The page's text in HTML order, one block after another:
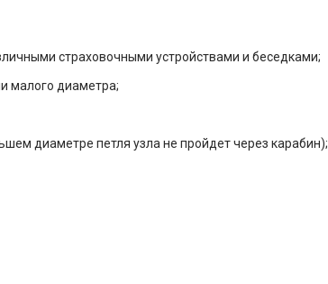
страховочными устройствами и беседками;
малого диаметра;
диаметре петля узла не пройдет через карабин);